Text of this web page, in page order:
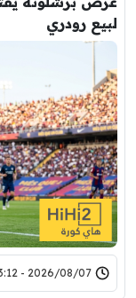
لبيع رودري
2026/08/07 - 23:12